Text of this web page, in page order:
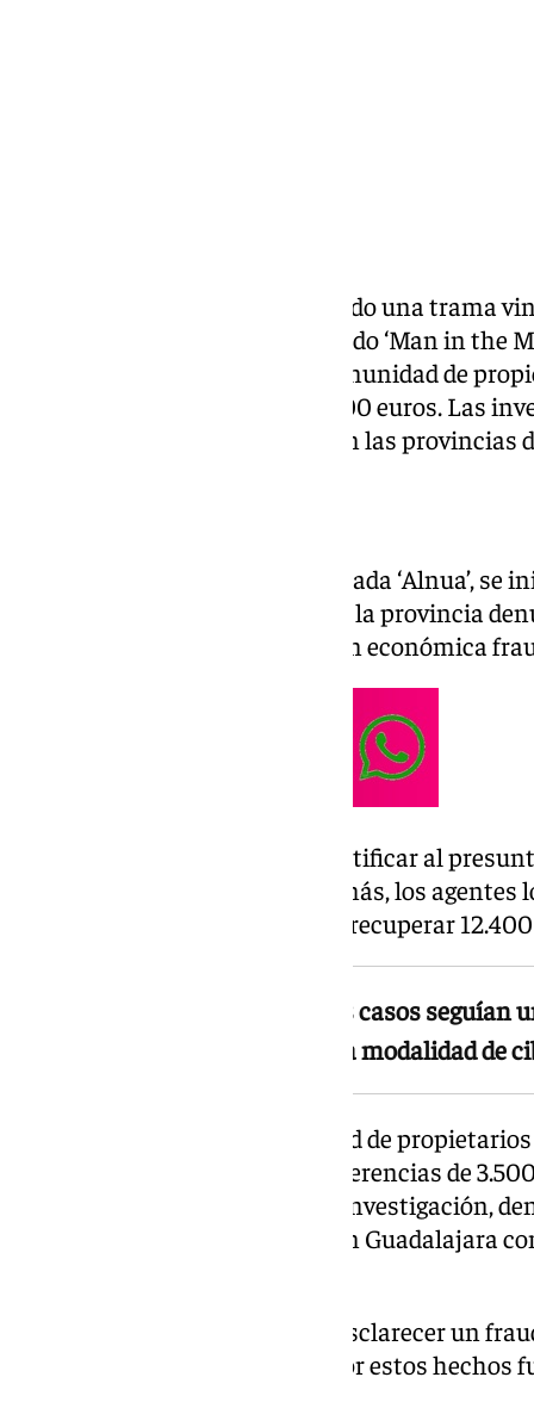
La Guardia Civil ha desmantelado una trama
informáticas, mediante el método ‘Man in the
empresas granadinas y una comunidad de
económico que superó los 56.000 euros. Las
la detención de tres personas en las provincias
La primera actuación, denominada ‘Alnua’, se
después de que una empresa de la provincia
36.000 euros tras una operación económica
Las pesquisas permitieron identificar al
años arrestado en Madrid. Además, los
bancaria receptora del dinero y recuperar
Según la Guardia Civil, todos los casos
método ‘Man in the Middle’, una modalidad de
Posteriormente, una comunidad de
denunciaron que sendas transferencias de
llegado a sus destinatarios. La investigación,
un joven de 22 años, detenido en Guadalajara
La última operación permitió esclarecer un
otra empresa de la provincia. Por estos hechos